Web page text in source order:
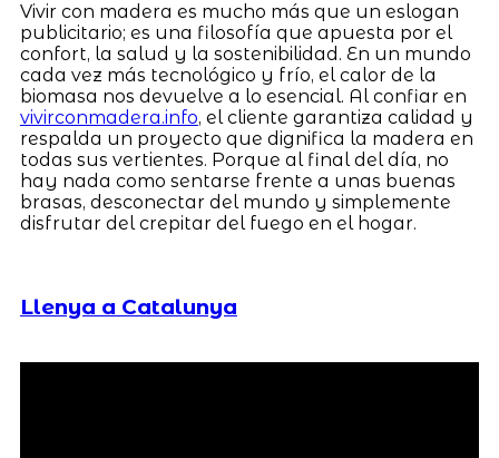
Vivir con madera es mucho más que un eslogan
publicitario; es una filosofía que apuesta por el
confort, la salud y la sostenibilidad. En un mundo
cada vez más tecnológico y frío, el calor de la
biomasa nos devuelve a lo esencial. Al confiar en
vivirconmadera.info, el cliente garantiza calidad y
respalda un proyecto que dignifica la madera en
todas sus vertientes. Porque al final del día, no
hay nada como sentarse frente a unas buenas
brasas, desconectar del mundo y simplemente
disfrutar del crepitar del fuego en el hogar.
Llenya a Catalunya